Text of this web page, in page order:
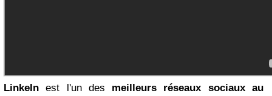
LinkeIn est l'un des meilleurs réseaux sociaux au